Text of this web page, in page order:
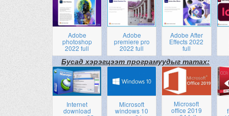
Adobe
photoshop
2022 full
Adobe
premiere pro
2022 full
Adobe After
Effects 2022
full
Бусад хэрэгцээт програмуудыг татах:
Internet
download
Microsoft
windows 10
Microsoft
office 2019